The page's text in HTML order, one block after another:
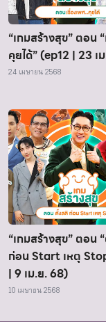
“เกมสร้างสุข” ตอน
คุยได้” (ep12 | 23 เ
24 เมษายน 2568
“เกมสร้างสุข” ตอน
ก่อน Start เหตุ
| 9 เม.ย. 68)
10 เมษายน 2568